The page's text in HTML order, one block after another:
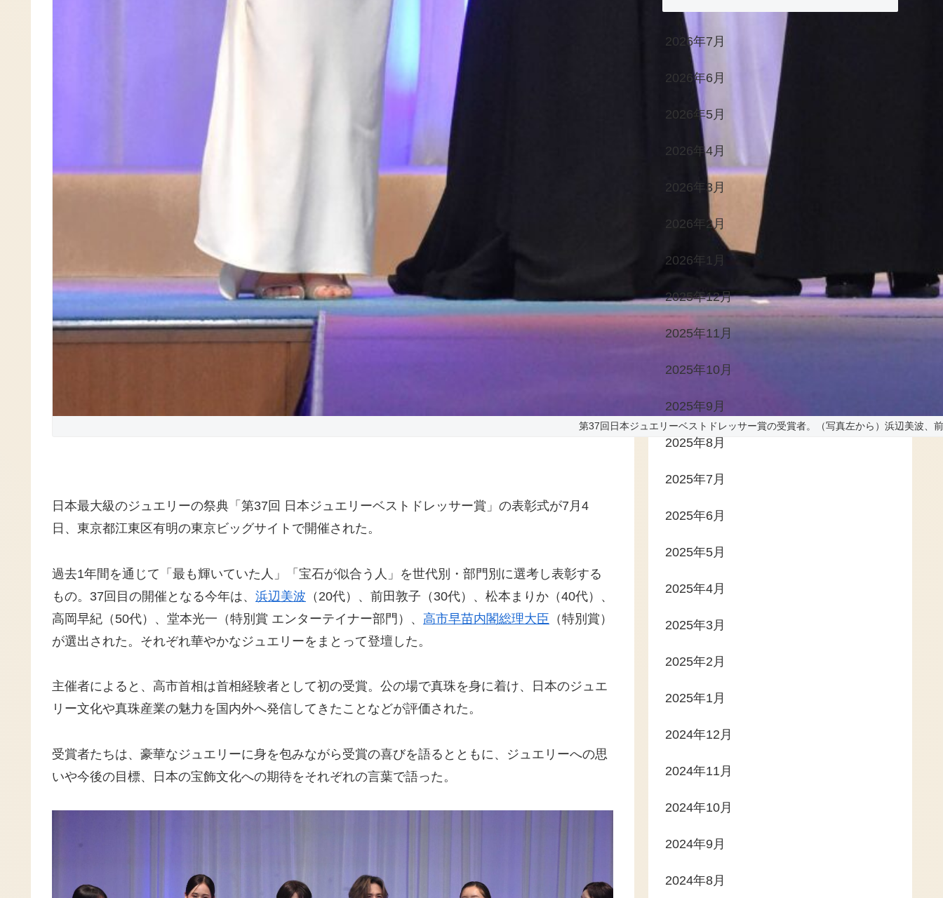
第37回日本ジュエリーベストドレッサー賞の受賞者。（写真左から）浜辺美波
日本最大級のジュエリーの祭典「第37回 日本ジュエリーベストドレッサー賞」の表彰式が7月4
日、東京都江東区有明の東京ビッグサイトで開催された。
過去1年間を通じて「最も輝いていた人」「宝石が似合う人」を世代別・部門別に選考し表彰する
もの。37回目の開催となる今年は、 浜辺美波 （20代）、前田敦子（30代）、松本まりか（40代）、
高岡早紀（50代）、堂本光一（特別賞 エンターテイナー部門）、 高市早苗内閣総理大臣 （特別賞）
が選出された。それぞれ華やかなジュエリーをまとって登壇した。
主催者によると、高市首相は首相経験者として初の受賞。公の場で真珠を身に着け、日本のジュエ
リー文化や真珠産業の魅力を国内外へ発信してきたことなどが評価された。
受賞者たちは、豪華なジュエリーに身を包みながら受賞の喜びを語るとともに、ジュエリーへの思
いや今後の目標、日本の宝飾文化への期待をそれぞれの言葉で語った。
2026年7月
2026年6月
2026年5月
2026年4月
2026年3月
2026年2月
2026年1月
2025年12月
2025年11月
2025年10月
2025年9月
2025年8月
2025年7月
2025年6月
2025年5月
2025年4月
2025年3月
2025年2月
2025年1月
2024年12月
2024年11月
2024年10月
2024年9月
2024年8月